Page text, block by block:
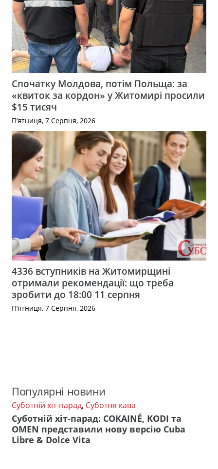
Спочатку Молдова, потім Польща: за
«квиток за кордон» у Житомирі просили
$15 тисяч
П’ятниця, 7 Серпня, 2026
4336 вступників на Житомирщині
отримали рекомендації: що треба
зробити до 18:00 11 серпня
П’ятниця, 7 Серпня, 2026
Популярні новини
Суботній хіт-парад, Суботня кава
Суботній хіт-парад: COKAINÉ, KODI та
OMEN представили нову версію Cuba
Libre & Dolce Vita